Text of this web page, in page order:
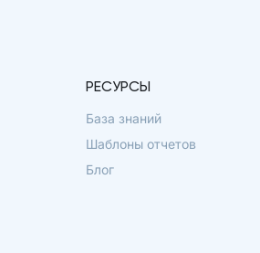
РЕСУРСЫ
База знаний
Шаблоны отчетов
Блог